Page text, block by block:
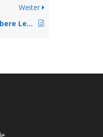
Weiter
Volle Breite für Menüleiste und Obere Leiste